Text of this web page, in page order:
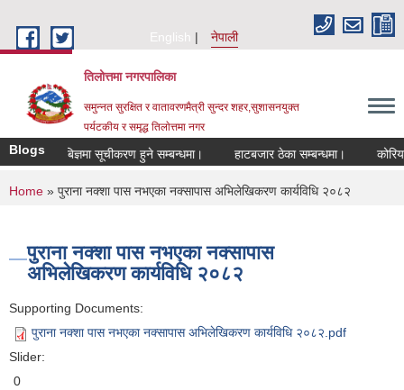
English
नेपाली
तिलोत्तमा नगरपालिका
समुन्नत सुरक्षित र वातावरणमैत्री सुन्दर शहर,सुशासनयुक्त
पर्यटकीय र समृद्ध तिलाेत्तमा नगर
Blogs
बिषयबिज्ञमा सूचीकरण हुने सम्बन्धमा। हाटबजार ठेका सम्बन्धमा। कोरियामा
You are here
Home » पुराना नक्शा पास नभएका नक्सापास अभिलेखिकरण कार्यविधि २०८२
पुराना नक्शा पास नभएका नक्सापास
अभिलेखिकरण कार्यविधि २०८२
Supporting Documents:
पुराना नक्शा पास नभएका नक्सापास अभिलेखिकरण कार्यविधि २०८२.pdf
Slider:
0